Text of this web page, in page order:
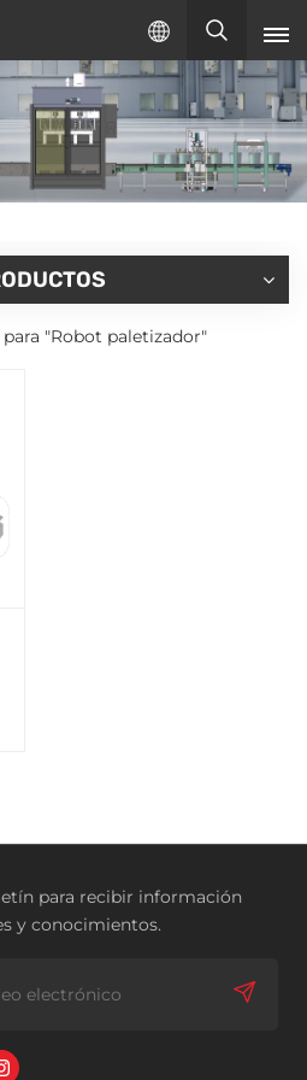
Español
español
English
русский
"Robot paletizador"
para recibir información
y conocimientos.